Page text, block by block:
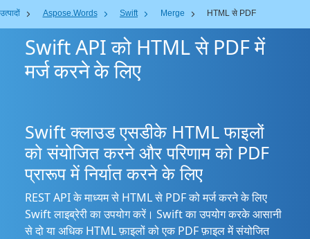
उत्पादों Aspose.Words Swift Merge HTML से PDF
Swift API को HTML से PDF में
मर्ज करने के लिए
Swift क्लाउड एसडीके HTML फाइलों
को संयोजित करने और परिणाम को PDF
प्रारूप में निर्यात करने के लिए
REST API के माध्यम से HTML से PDF को मर्ज करने के लिए
Swift लाइब्रेरी का उपयोग करें। Swift का उपयोग करके आसानी
से दो या अधिक HTML फ़ाइलों को एक PDF फ़ाइल में संयोजित